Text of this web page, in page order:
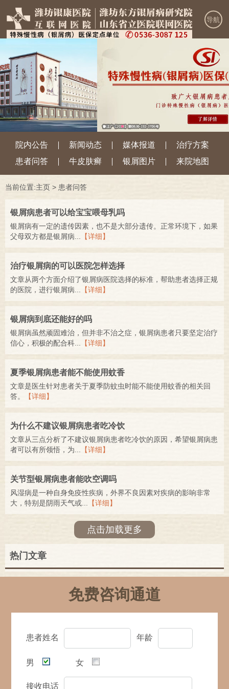
导航
院内公告 新闻动态 媒体报道
治疗方案
患者问答
牛皮肤癣 银屑图片 来院地图
当前位置:主页 > 患者问答
银屑病患者可以给宝宝喂母乳吗
银屑病有一定的遗传因素，也不是大部分遗传。正常环境下，如果
父母双方都是银屑病...
【详细】
治疗银屑病的可以医院怎样选择
文章从两个方面介绍了银屑病医院选择的标准，帮助患者选择正规
的医院，进行银屑病...
【详细】
银屑病到底还能好的吗
银屑病虽然顽固难治，但并非不治之症，银屑病患者只要坚定治疗
信心，积极的配合科...
【详细】
夏季银屑病患者能不能使用蚊香
文章是医生针对患者关于夏季防蚊虫时能不能使用蚊香的相关回
答。
【详细】
为什么不建议银屑病患者吃冷饮
文章从三点分析了不建议银屑病患者吃冷饮的原因，希望银屑病患
者可以有所领悟，为...
【详细】
关节型银屑病患者能吹空调吗
风湿病是一种自身免疫性疾病，外界不良因素对疾病的影响非常
大，特别是阴雨天气或...
【详细】
点击加载更多
热门文章
免费咨询通道
患者姓名 年龄
男 女
接收电话